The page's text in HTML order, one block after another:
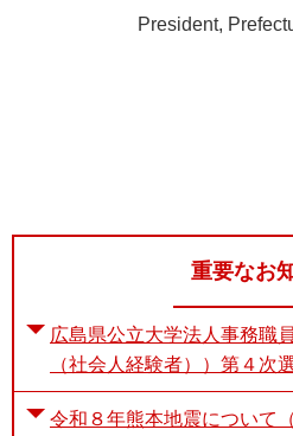
President,
重要なお
広島県公立大学法人事務職
（社会人経験者））第４次
令和８年熊本地震について